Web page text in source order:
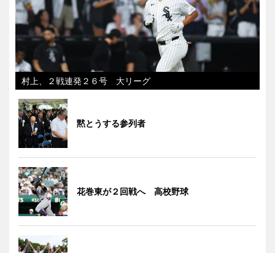
村上、２戦連発２６号 大リーグ
黙とうする参列者
花巻東が２回戦へ 高校野球